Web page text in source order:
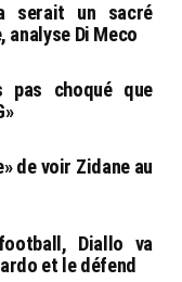
serait un sacré
analyse Di Meco
pas choqué que
de voir Zidane au
Diallo va
et le défend